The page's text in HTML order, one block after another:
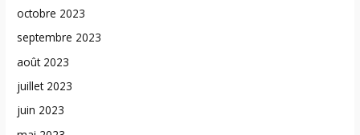
octobre 2023
septembre 2023
août 2023
juillet 2023
juin 2023